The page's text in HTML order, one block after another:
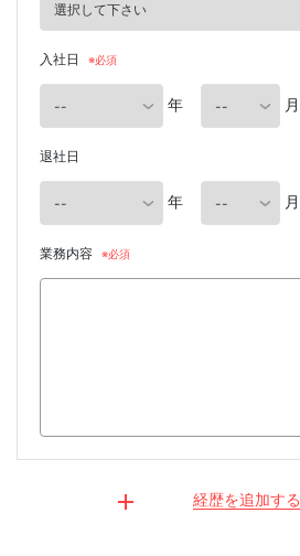
入社日
年 月
退社日
年 月
業務内容
経歴を追加する